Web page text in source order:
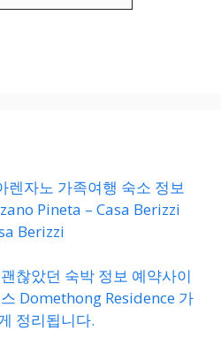
렌자노 가족여행 숙소 정보
Pineta – Casa Berizzi
Berizzi
찮았던 숙박 정보 예약사이
Domethong Residence 가
정리됩니다.